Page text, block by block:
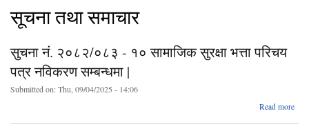
सूचना तथा समाचार
सुचना नं. २०८२/०८३ - १० सामाजिक सुरक्षा भत्ता परिचय
पत्र नविकरण सम्बन्धमा |
Submitted on:Thu, 09/04/2025 - 14:06
Read more